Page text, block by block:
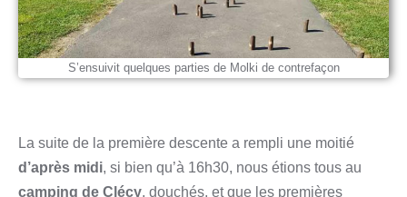
S’ensuivit quelques parties de Molki de contrefaçon
La suite de la première descente a rempli une moitié
d’après midi, si bien qu’à 16h30, nous étions tous au
camping de Clécy, douchés, et que les premières